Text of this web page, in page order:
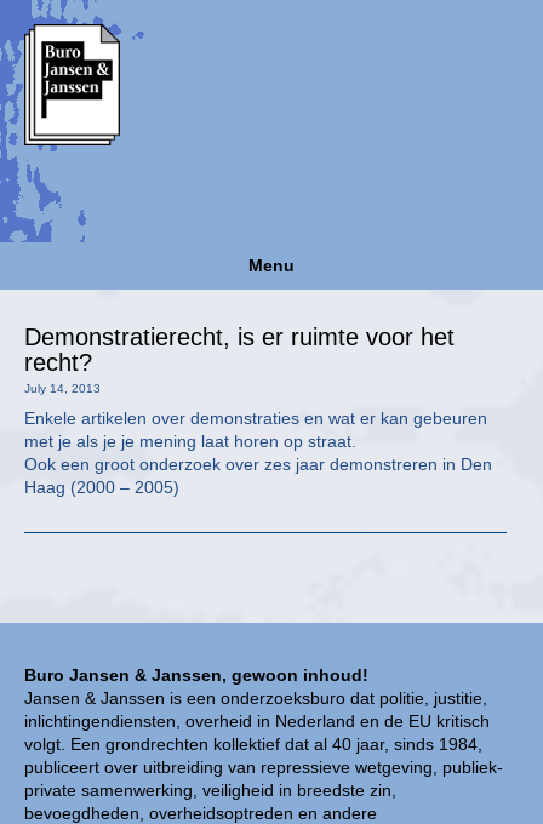
Menu
Buro Jansen & Janssen, gewoon inhoud!
Jansen & Janssen is een onderzoeksburo dat politie, justitie,
inlichtingendiensten, overheid in Nederland en de EU kritisch
volgt. Een grondrechten kollektief dat al 40 jaar, sinds 1984,
publiceert over uitbreiding van repressieve wetgeving, publiek-
private samenwerking, veiligheid in breedste zin,
bevoegdheden, overheidsoptreden en andere
Demonstratierecht, is er ruimte voor het
recht?
July 14, 2013
Enkele artikelen over demonstraties en wat er kan gebeuren
met je als je je mening laat horen op straat.
Ook een groot onderzoek over zes jaar demonstreren in Den
Haag (2000 – 2005)